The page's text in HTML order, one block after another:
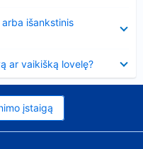
išankstinis
ar vaikišką lovelę?
įstaigą